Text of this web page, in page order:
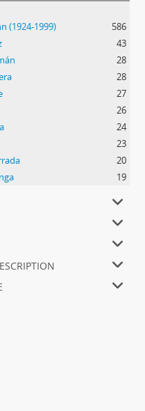
(1924-1999)
586
43
28
28
27
26
24
23
20
19